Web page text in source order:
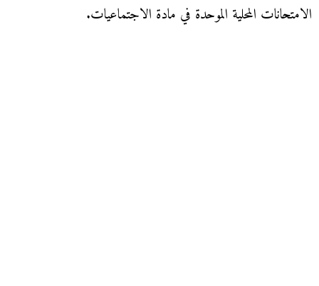
الامتحانات المحلية الموحدة في مادة الاجتماعيات.